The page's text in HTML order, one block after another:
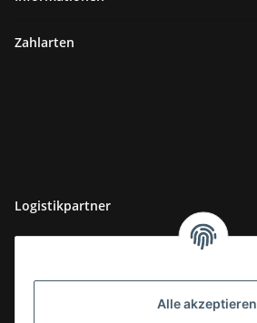
Alle akzeptieren
Zahlarten
Logistikpartner